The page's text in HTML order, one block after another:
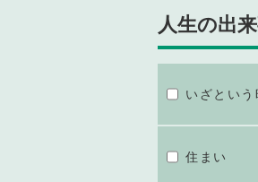
人生の出
いざという
住まい